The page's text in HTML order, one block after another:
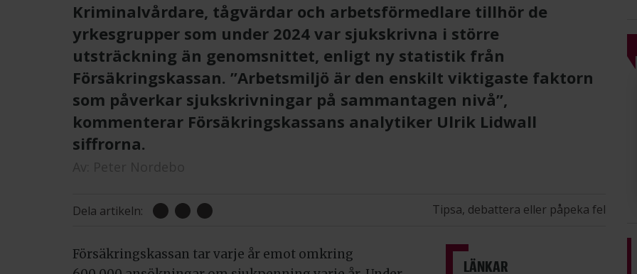
Kriminalvårdare, tågvärdar och arbetsförmedlare tillhör de
yrkesgrupper som under 2024 var sjukskrivna i större
utsträckning än genomsnittet, enligt ny statistik från
Försäkringskassan. ”Arbetsmiljö är den enskilt viktigaste faktorn
som påverkar sjukskrivningar på sammantagen nivå”,
kommenterar Försäkringskassans analytiker Ulrik Lidwall
siffrorna.
Dela artikeln: Tipsa, debattera eller påpeka fel
LÄNKAR
Försäkringskassan tar varje år emot omkring